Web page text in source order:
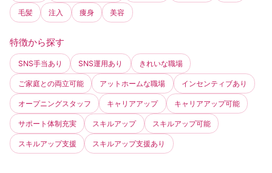
毛髪 注入 痩身 美容
特徴から探す
SNS手当あり SNS運用あり きれいな職場
ご家庭との両立可能 アットホームな職場 インセンティブあり
オープニングスタッフ キャリアアップ キャリアアップ可能
サポート体制充実 スキルアップ スキルアップ可能
スキルアップ支援 スキルアップ支援あり